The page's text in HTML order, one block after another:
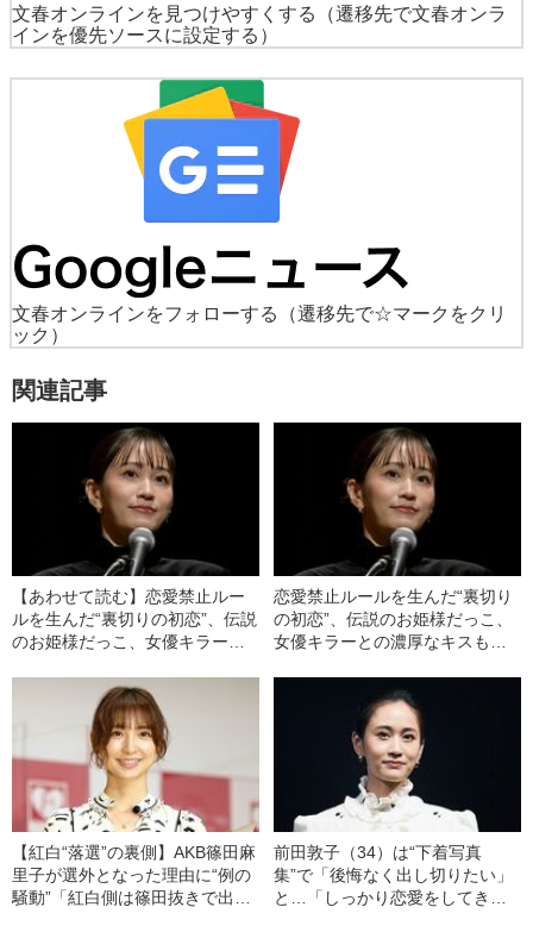
文春オンラインを見つけやすくする
（遷移先で文春オンラ
インを優先ソースに設定する）
文春オンラインをフォローする
（遷移先で☆マークをクリ
ック）
関連記事
【あわせて読む】恋愛禁止ルー
ルを生んだ“裏切りの初恋”、伝説
のお姫様だっこ、女優キラーと
（34）の“情念が深い”人生
恋愛禁止ルールを生んだ“裏切り
の初恋”、伝説のお姫様だっこ、
女優キラーとの濃厚なキスも…
【紅白“落選”の裏側】AKB篠田麻
里子が選外となった理由に“例の
騒動”「紅白側は篠田抜きで出演
前田敦子（34）は“下着写真
集”で「後悔なく出し切りたい」
と…「しっかり恋愛をしてきた